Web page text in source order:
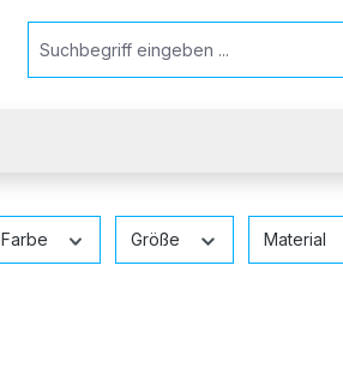
Farbe Größe Material